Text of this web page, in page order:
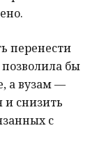
перенести
бы
а вузам —
и снизить
с